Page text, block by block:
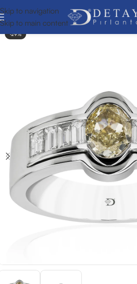
Skip to navigation
Skip to main content
-29%